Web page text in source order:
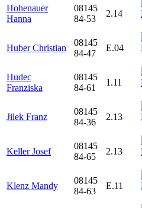
Hohenauer
Hanna
08145
84-53
2.14
Huber Christian
08145
84-47
E.04
Hudec
Franziska
08145
84-61
1.11
Jilek Franz
08145
84-36
2.13
Keller Josef
08145
84-65
2.13
Klenz Mandy
08145
84-63
E.11